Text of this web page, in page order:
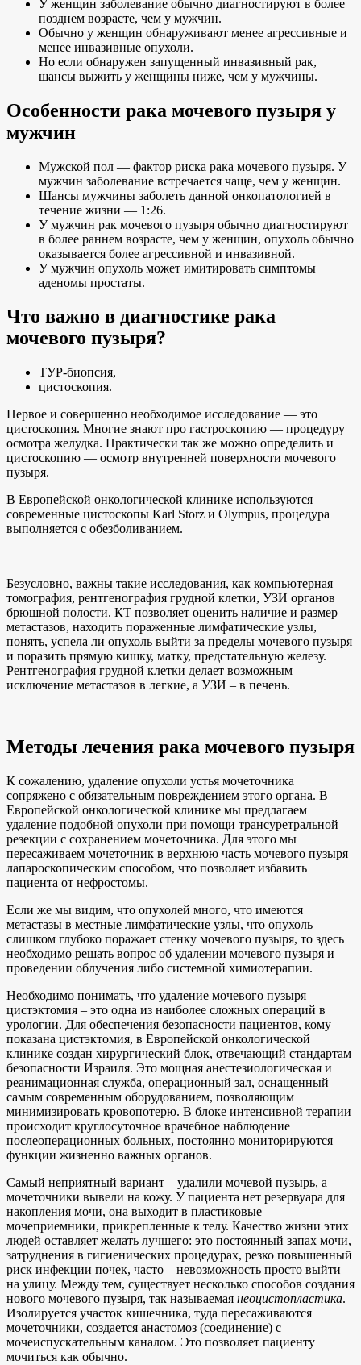
У женщин заболевание обычно диагностируют в более
позднем возрасте, чем у мужчин.
Обычно у женщин обнаруживают менее агрессивные и
менее инвазивные опухоли.
Но если обнаружен запущенный инвазивный рак,
шансы выжить у женщины ниже, чем у мужчины.
Особенности рака мочевого пузыря у
мужчин
Мужской пол — фактор риска рака мочевого пузыря. У
мужчин заболевание встречается чаще, чем у женщин.
Шансы мужчины заболеть данной онкопатологией в
течение жизни — 1:26.
У мужчин рак мочевого пузыря обычно диагностируют
в более раннем возрасте, чем у женщин, опухоль обычно
оказывается более агрессивной и инвазивной.
У мужчин опухоль может имитировать симптомы
аденомы простаты.
Что важно в диагностике рака
мочевого пузыря?
ТУР-биопсия,
цистоскопия.
Первое и совершенно необходимое исследование — это
цистоскопия. Многие знают про гастроскопию — процедуру
осмотра желудка. Практически так же можно определить и
цистоскопию — осмотр внутренней поверхности мочевого
пузыря.
В Европейской онкологической клинике используются
современные цистоскопы Karl Storz и Olympus, процедура
выполняется с обезболиванием.
Безусловно, важны такие исследования, как компьютерная
томография, рентгенография грудной клетки, УЗИ органов
брюшной полости. КТ позволяет оценить наличие и размер
метастазов, находить пораженные лимфатические узлы,
понять, успела ли опухоль выйти за пределы мочевого пузыря
и поразить прямую кишку, матку, предстательную железу.
Рентгенография грудной клетки делает возможным
исключение метастазов в легкие, а УЗИ – в печень.
Методы лечения рака мочевого пузыря
К сожалению, удаление опухоли устья мочеточника
сопряжено с обязательным повреждением этого органа. В
Европейской онкологической клинике мы предлагаем
удаление подобной опухоли при помощи трансуретральной
резекции с сохранением мочеточника. Для этого мы
пересаживаем мочеточник в верхнюю часть мочевого пузыря
лапароскопическим способом, что позволяет избавить
пациента от нефростомы.
Если же мы видим, что опухолей много, что имеются
метастазы в местные лимфатические узлы, что опухоль
слишком глубоко поражает стенку мочевого пузыря, то здесь
необходимо решать вопрос об удалении мочевого пузыря и
проведении облучения либо системной химиотерапии.
Необходимо понимать, что удаление мочевого пузыря –
цистэктомия – это одна из наиболее сложных операций в
урологии. Для обеспечения безопасности пациентов, кому
показана цистэктомия, в Европейской онкологической
клинике создан хирургический блок, отвечающий стандартам
безопасности Израиля. Это мощная анестезиологическая и
реанимационная служба, операционный зал, оснащенный
самым современным оборудованием, позволяющим
минимизировать кровопотерю. В блоке интенсивной терапии
происходит круглосуточное врачебное наблюдение
послеоперационных больных, постоянно мониторируются
функции жизненно важных органов.
Самый неприятный вариант – удалили мочевой пузырь, а
мочеточники вывели на кожу. У пациента нет резервуара для
накопления мочи, она выходит в пластиковые
мочеприемники, прикрепленные к телу. Качество жизни этих
людей оставляет желать лучшего: это постоянный запах мочи,
затруднения в гигиенических процедурах, резко повышенный
риск инфекции почек, часто – невозможность просто выйти
на улицу. Между тем, существует несколько способов создания
нового мочевого пузыря, так называемая неоцистопластика.
Изолируется участок кишечника, туда пересаживаются
мочеточники, создается анастомоз (соединение) с
мочеиспускательным каналом. Это позволяет пациенту
мочиться как обычно.